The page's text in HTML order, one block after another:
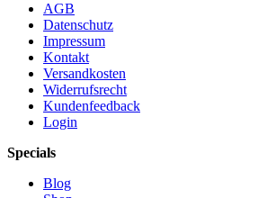
AGB
Datenschutz
Impressum
Kontakt
Versandkosten
Widerrufsrecht
Kundenfeedback
Login
Specials
Blog